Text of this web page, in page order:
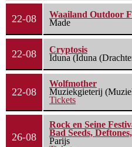
22-08
Waailand Outdoor
Made
22-08
Cryptosis
Iduna (Iduna
22-08
Wolfmother
Muziekgieterij
Tickets
26-08
Rock en Seine
Bad Seeds,
Parijs